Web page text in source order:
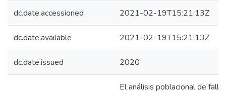
dc.date.accessioned 2021-02-19T15:21:13Z
dc.date.available 2021-02-19T15:21:13Z
dc.date.issued 2020
El análisis poblacional de